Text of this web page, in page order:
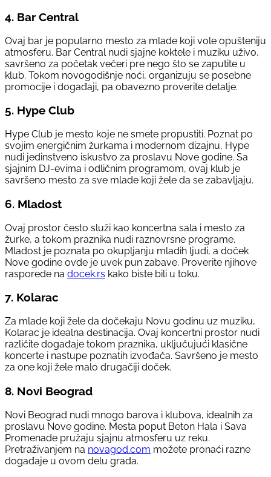
4. Bar Central
Ovaj bar je popularno mesto za mlade koji vole opušteniju
atmosferu. Bar Central nudi sjajne koktele i muziku uživo,
savršeno za početak večeri pre nego što se zaputite u
klub. Tokom novogodišnje noći, organizuju se posebne
promocije i događaji, pa obavezno proverite detalje.
5. Hype Club
Hype Club je mesto koje ne smete propustiti. Poznat po
svojim energičnim žurkama i modernom dizajnu, Hype
nudi jedinstveno iskustvo za proslavu Nove godine. Sa
sjajnim DJ-evima i odličnim programom, ovaj klub je
savršeno mesto za sve mlade koji žele da se zabavljaju.
6. Mladost
Ovaj prostor često služi kao koncertna sala i mesto za
žurke, a tokom praznika nudi raznovrsne programe.
Mladost je poznata po okupljanju mladih ljudi, a doček
Nove godine ovde je uvek pun zabave. Proverite njihove
rasporede na docek.rs kako biste bili u toku.
7. Kolarac
Za mlade koji žele da dočekaju Novu godinu uz muziku,
Kolarac je idealna destinacija. Ovaj koncertni prostor nudi
različite događaje tokom praznika, uključujući klasične
koncerte i nastupe poznatih izvođača. Savršeno je mesto
za one koji žele malo drugačiji doček.
8. Novi Beograd
Novi Beograd nudi mnogo barova i klubova, idealnih za
proslavu Nove godine. Mesta poput Beton Hala i Sava
Promenade pružaju sjajnu atmosferu uz reku.
Pretraživanjem na novagod.com možete pronaći razne
događaje u ovom delu grada.